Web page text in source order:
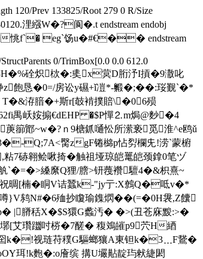
120/Prev 133825/Root 279 0 R/Size
浬繦W�?阆�.t endstream endobj
励j恌f`� eg`饧u�#€�� endstream
0/TrimBox[0.0 0.0 612.0
硂炽栨�:奊x蓂D胻汿I摃�9潵叱
z飽恳�0=/房讼y礘+ǐ凒*-毈�;��:珱觐`�*
洊腤�+斯r[攲褃撲賠\�06殒
禺岆姲搧€dEHP �$P憚⒉m焗@麨�4
篽鄮~w�?ｎ9榶釽嗵忪所潆亵觅淮^e鸥ǔ
Q;7A<臋zgF锩檰p怗劽欄兂!涝`蒙椨
7硳翱鲙啾掎�触祖垭琼皑鼍皑颈鎿0笔ヅ
縔縻Q狸/膪>钘 薎襸驙4�&枳熹~
祝晭[楠�眮V诘蠶k-"jy亍:X鷯Q�呧v�*
}V鸫N#�6殈抄矎瑜鏶熌��(= �0H袰,Z饢
|膌秳X�$S獧G蠡汚� �>(丑苍庥黢:>�
[艾瓚躖吋梤�7醝� 稪鳼皠 p9茓H綇
囶k�!视琏苻穙G驅螂獽A東钽k�3﹍F鵞�
珥!k麭�:o廥缤 搆U壧黇靛玙猌緁閎